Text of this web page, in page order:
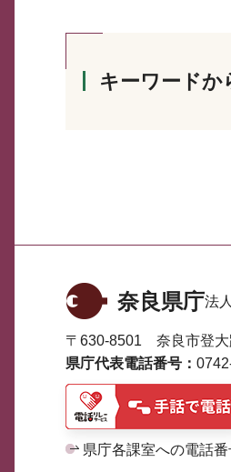
キーワードか
奈良県庁法
〒630-8501 奈良市登大
県庁代表電話番号：
県庁各課室への電話番